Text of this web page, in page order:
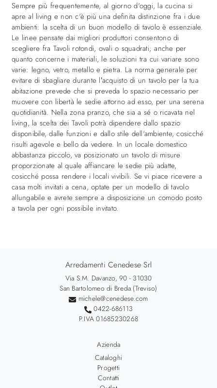
Sempre più frequentemente, al giorno d'oggi, la cucina si
apre al living e non c'è più una definita distinzione fra i due
ambienti: la scelta di un buon modello di tavolo è essenziale.
Le linee pensate dai migliori produttori consentono di
scegliere fra Tavoli rotondi, ovali o squadrati; anche per
quanto concerne i materiali, le soluzioni tra cui variare sono
varie: legno, vetro, metallo e pietra. La norma generale per
evitare di sbagliare durante l’acquisto di un tavolo per la tua
abitazione prevede che si preveda lo spazio necessario per
muovere con libertà le sedie attorno ad esso, per una serena
quotidianità. Nella zona pranzo, che sia a sé o ricavata nel
living, la scelta dei Tavoli potrà dipendere dallo spazio
disponibile, dalle funzioni e dallo stile dell'ambiente, cosicché
risulti agevole e bello da vedere. In un locale domestico
abbastanza piccolo, va posizionato un tavolo di misure
proporzionate al quale affiancare le sedie più adatte,
cosicché possa rendere i locali vivibili. Se vi piace ricevere a
casa molti invitati a cena, optate per un modello di tavolo
allungabile e avrete sempre a disposizione un comodo posto
a tavola per ogni possibile invitato.
Arredamenti Cenedese Srl
Via S.M. Davanzo, 90 - 31030
San Bartolomeo di Breda (Treviso)
michele@cenedese.com
0422-686113
P.IVA 01685230268
Azienda
Cataloghi
Progetti
Contatti